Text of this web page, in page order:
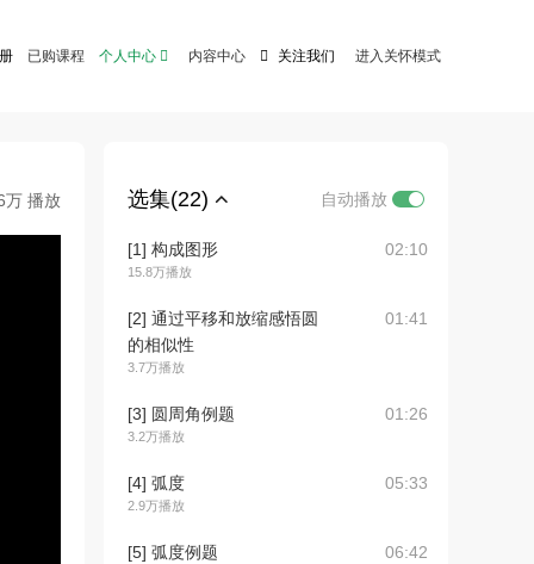
已购课程 个人中心  内容中心  关注我们 进入关怀模式
万 播放 选集(22) 自动播放
[1] 构成图形
15.8万播放
02:10
[2] 通过平移和放缩感悟圆
的相似性
3.7万播放
01:41
[3] 圆周角例题
3.2万播放
01:26
[4] 弧度
2.9万播放
05:33
[5] 弧度例题 06:42